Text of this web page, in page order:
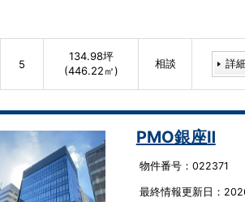
5
134.98坪
(446.22㎡)
相談 詳細
PMO銀座Ⅱ
物件番号：022371
最終情報更新⽇：